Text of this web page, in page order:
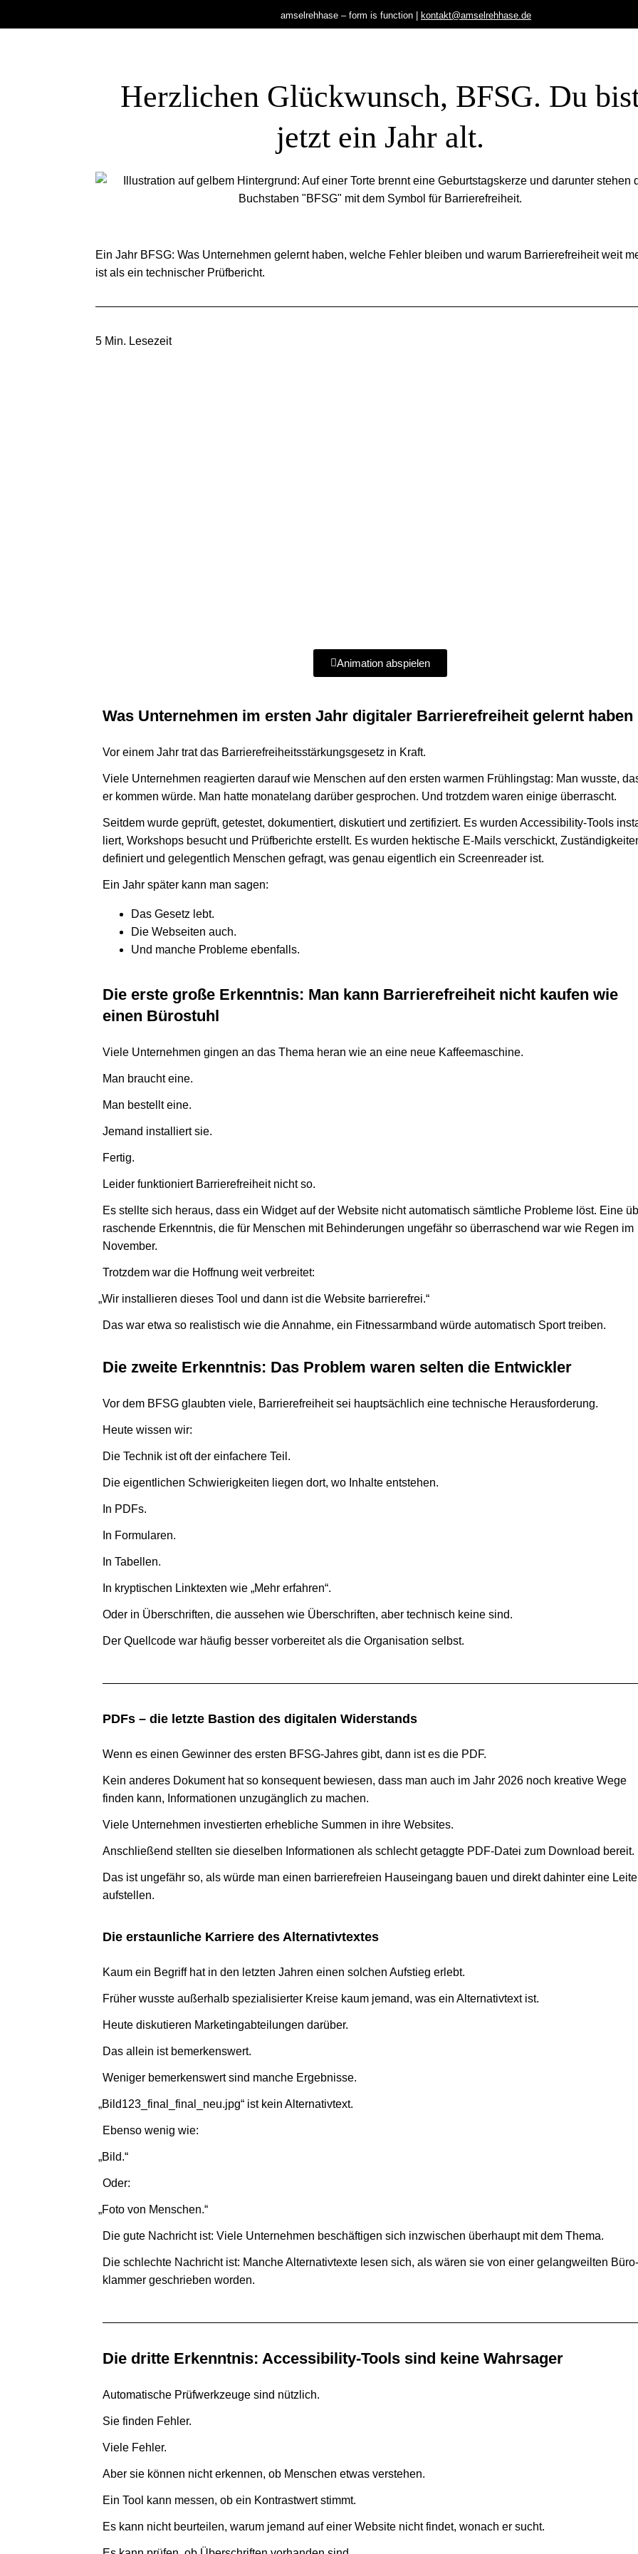
amselrehhase – form is function | kontakt@amselrehhase.de
Herz­li­chen Glück­wunsch, BFSG. Du
jetzt ein Jahr alt.
Ein Jahr BFSG: Was Unternehmen gelernt haben, welche Fehler bleiben und warum Barrierefreiheit weit
ist als ein technischer Prüfbericht.
5 Min. Lesezeit
Ani­ma­tion abspielen
Was Unter­neh­men im ersten Jahr digi­ta­ler Barriere­freiheit gelernt haben
Vor einem Jahr trat das Barriere­freiheits­stärkungs­gesetz in Kraft.
Viele Unter­neh­men reagier­ten darauf wie Men­schen auf den ersten warmen Früh­lings­tag: Man wusste,
er kommen würde. Man hatte mona­te­lang dar­über gespro­chen. Und trotz­dem waren einige überrascht.
Seit­dem wurde geprüft, getes­tet, doku­men­tiert, dis­ku­tiert und zer­ti­fi­ziert. Es wurden Accessibility-Tools
liert, Work­shops besucht und Prüf­be­richte erstellt. Es wurden hek­ti­sche E‑Mails ver­schickt,
defi­niert und gele­gent­lich Men­schen gefragt, was genau eigent­lich ein Screen­rea­der ist.
Ein Jahr später kann man sagen:
Das Gesetz lebt.
Die Web­sei­ten auch.
Und manche Pro­bleme ebenfalls.
Die erste große Erkennt­nis: Man kann Barriere­freiheit nicht kaufen wie
einen Bürostuhl
Viele Unter­neh­men gingen an das Thema heran wie an eine neue Kaffeemaschine.
Man braucht eine.
Man bestellt eine.
Jemand instal­liert sie.
Fertig.
Leider funk­tio­niert Barriere­freiheit nicht so.
Es stellte sich heraus, dass ein Widget auf der Web­site nicht auto­ma­tisch sämt­li­che Pro­bleme löst. Eine
ra­schende Erkennt­nis, die für Men­schen mit Behin­de­run­gen unge­fähr so über­ra­schend war wie Regen im
November.
Trotz­dem war die Hoff­nung weit verbreitet:
„Wir instal­lie­ren dieses Tool und dann ist die Web­site barrierefrei.“
Das war etwa so rea­lis­tisch wie die Annahme, ein Fit­ness­arm­band würde auto­ma­tisch Sport treiben.
Die zweite Erkennt­nis: Das Pro­blem waren selten die Entwickler
Vor dem BFSG glaub­ten viele, Barriere­freiheit sei haupt­säch­lich eine tech­ni­sche Herausforderung.
Heute wissen wir:
Die Tech­nik ist oft der ein­fa­chere Teil.
Die eigent­li­chen Schwie­rig­kei­ten liegen dort, wo Inhalte entstehen.
In PDFs.
In For­mu­la­ren.
In Tabel­len.
In kryp­ti­schen Link­tex­ten wie„Mehr erfahren“.
Oder in Über­schrif­ten, die aus­se­hen wie Über­schrif­ten, aber tech­nisch keine sind.
Der Quell­code war häufig besser vor­be­rei­tet als die Orga­ni­sa­tion selbst.
PDFs – die letzte Bas­tion des digi­ta­len Widerstands
Wenn es einen Gewin­ner des ersten BFSG-Jahres gibt, dann ist es die PDF.
Kein ande­res Doku­ment hat so kon­se­quent bewie­sen, dass man auch im Jahr 2026 noch krea­tive Wege
finden kann, Infor­ma­tio­nen unzu­gäng­lich zu machen.
Viele Unter­neh­men inves­tier­ten erheb­li­che Summen in ihre Websites.
Anschlie­ßend stell­ten sie die­sel­ben Infor­ma­tio­nen als schlecht getaggte PDF-Datei zum Down­load bereit.
Das ist unge­fähr so, als würde man einen bar­rie­re­freien Haus­ein­gang bauen und direkt dahin­ter eine
aufstellen.
Die erstaun­li­che Kar­riere des Alternativtextes
Kaum ein Begriff hat in den letz­ten Jahren einen sol­chen Auf­stieg erlebt.
Früher wusste außer­halb spe­zia­li­sier­ter Kreise kaum jemand, was ein Alter­na­tiv­text ist.
Heute dis­ku­tie­ren Mar­ke­ting­ab­tei­lun­gen darüber.
Das allein ist bemerkenswert.
Weni­ger bemer­kens­wert sind manche Ergebnisse.
„Bild123 _final_final_neu.jpg“ ist kein Alternativtext.
Ebenso wenig wie:
„Bild.“
Oder:
„Foto von Menschen.“
Die gute Nach­richt ist: Viele Unter­neh­men beschäf­ti­gen sich inzwi­schen über­haupt mit dem Thema.
Die schlechte Nach­richt ist: Manche Alter­na­tiv­texte lesen sich, als wären sie von einer gelang­weil­ten
klam­mer geschrie­ben worden.
Die dritte Erkennt­nis: Accessibility-Tools sind keine Wahrsager
Auto­ma­ti­sche Prüf­werk­zeuge sind nützlich.
Sie finden Fehler.
Viele Fehler.
Aber sie können nicht erken­nen, ob Men­schen etwas verstehen.
Ein Tool kann messen, ob ein Kon­trast­wert stimmt.
Es kann nicht beur­tei­len, warum jemand auf einer Web­site nicht findet, wonach er sucht.